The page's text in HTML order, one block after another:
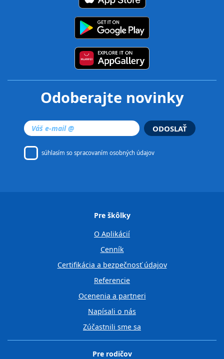
Odoberajte novinky
ODOSLAŤ
súhlasím sospracovaním osobných údajov
Pre škôlky
O Aplikácií
Cenník
Certifikácia a bezpečnosť údajov
Referencie
Ocenenia a partneri
Napísali o nás
Zúčastnili sme sa
Pre rodičov